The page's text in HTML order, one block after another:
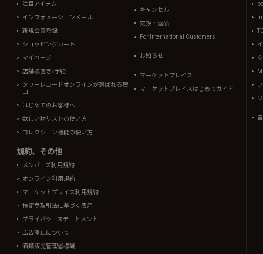
注目アイテム
インフォメーションメール
新規会員登録
ショッピングカート
マイページ
店舗取置き/予約
タワーレコードオンラインが選ばれる理
由
はじめてのお客様へ
欲しい物リストの使い方
コレクション機能の使い方
規約、その他
メンバーズ利用規約
オンライン利用規約
マーケットプレイス利用規約
特定商取引法に基づく表示
プライバシーステートメント
広告停止について
酒類販売管理者標識
キャンセル
交換・返品
For International Customers
お知らせ
マーケットプレイス
マーケットプレイスはじめてガイド